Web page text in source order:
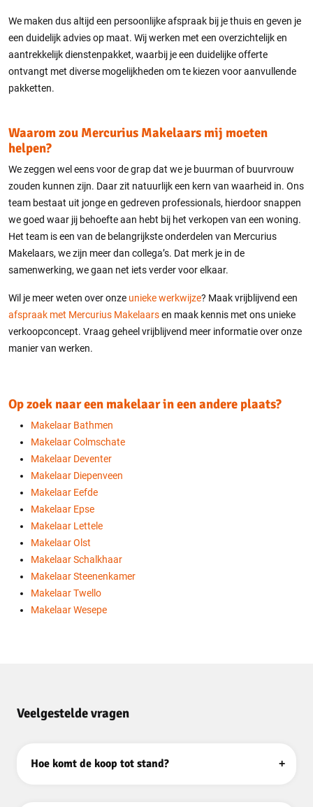
We maken dus altijd een persoonlijke afspraak bij je thuis en geven je
een duidelijk advies op maat. Wij werken met een overzichtelijk en
aantrekkelijk dienstenpakket, waarbij je een duidelijke offerte
ontvangt met diverse mogelijkheden om te kiezen voor aanvullende
pakketten.
Waarom zou Mercurius Makelaars mij moeten
helpen?
We zeggen wel eens voor de grap dat we je buurman of buurvrouw
zouden kunnen zijn. Daar zit natuurlijk een kern van waarheid in. Ons
team bestaat uit jonge en gedreven professionals, hierdoor snappen
we goed waar jij behoefte aan hebt bij het verkopen van een woning.
Het team is een van de belangrijkste onderdelen van Mercurius
Makelaars, we zijn meer dan collega’s. Dat merk je in de
samenwerking, we gaan net iets verder voor elkaar.
Wil je meer weten over onze unieke werkwijze? Maak vrijblijvend een
afspraak met Mercurius Makelaarsen maak kennis met ons unieke
verkoopconcept. Vraag geheel vrijblijvend meer informatie over onze
manier van werken.
Op zoek naar een makelaar in een andere plaats?
Makelaar Bathmen
Makelaar Colmschate
Makelaar Deventer
Makelaar Diepenveen
Makelaar Eefde
Makelaar Epse
Makelaar Lettele
Makelaar Olst
Makelaar Schalkhaar
Makelaar Steenenkamer
Makelaar Twello
Makelaar Wesepe
Veelgestelde vragen
hoe komt de koop tot stand?